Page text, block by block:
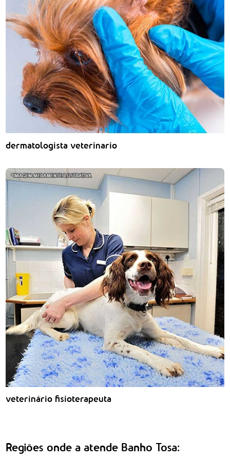
dermatologista veterinario
veterinário fisioterapeuta
Regiões onde a atende Banho Tosa: